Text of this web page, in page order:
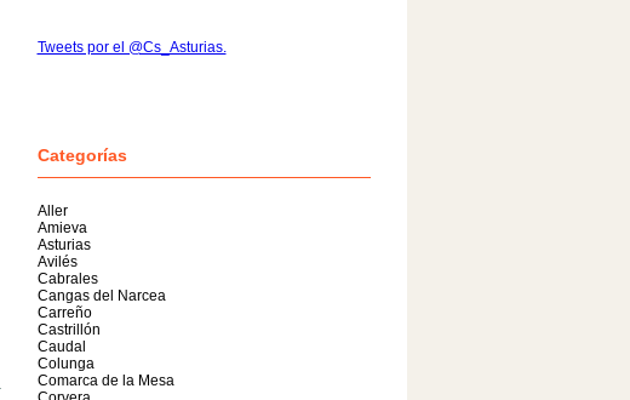
Tweets por el @Cs_Asturias.
Categorías
Aller
Amieva
Asturias
Avilés
Cabrales
Cangas del Narcea
Carreño
Castrillón
Caudal
Colunga
Comarca de la Mesa